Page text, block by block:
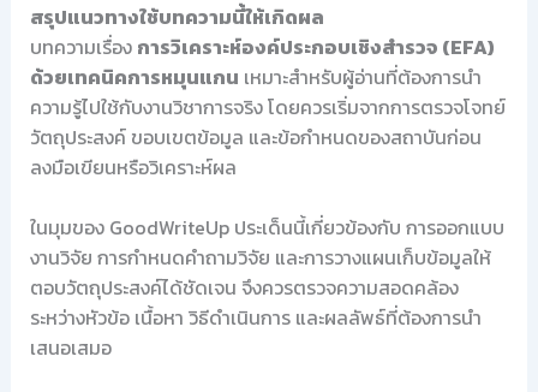
สรุปแนวทางใช้บทความนี้ให้เกิดผล
บทความเรื่อง การวิเคราะห์องค์ประกอบเชิงสำรวจ (EFA)
ด้วยเทคนิคการหมุนแกน เหมาะสำหรับผู้อ่านที่ต้องการนำ
ความรู้ไปใช้กับงานวิชาการจริง โดยควรเริ่มจากการตรวจโจทย์
วัตถุประสงค์ ขอบเขตข้อมูล และข้อกำหนดของสถาบันก่อน
ลงมือเขียนหรือวิเคราะห์ผล
ในมุมของ GoodWriteUp ประเด็นนี้เกี่ยวข้องกับ การออกแบบ
งานวิจัย การกำหนดคำถามวิจัย และการวางแผนเก็บข้อมูลให้
ตอบวัตถุประสงค์ได้ชัดเจน จึงควรตรวจความสอดคล้อง
ระหว่างหัวข้อ เนื้อหา วิธีดำเนินการ และผลลัพธ์ที่ต้องการนำ
เสนอเสมอ